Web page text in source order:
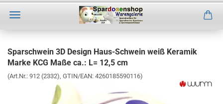
Hauptinhalt
Sparschwein 3D Design Haus-Schwein weiß Keramik
Marke KCG Maße ca.: L= 12,5 cm
(Art.Nr.: 912 (2332) GTIN/EAN: 4260185590116)